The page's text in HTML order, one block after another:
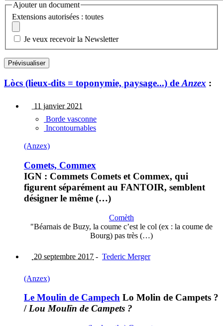
Ajouter un document
Extensions autorisées : toutes
Je veux recevoir la Newsletter
Lòcs (lieux-dits = toponymie, paysage...) de Anzex :
11 janvier 2021
Borde vasconne
Incontournables
(Anzex)
Comets, Commex
IGN : Commets Comets et Commex, qui
figurent séparément au FANTOIR, semblent
désigner le même (…)
Comèth
"Béarnais de Buzy, la coume c’est le col (ex : la coume de
Bourg) pas très (…)
20 septembre 2017 - Tederic Merger
(Anzex)
Le Moulin de Campech Lo Molin de Campets ?
/Lou Moulïn de Campets ?